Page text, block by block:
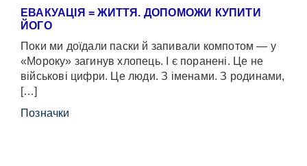
ЕВАКУАЦІЯ = ЖИТТЯ. ДОПОМОЖИ КУПИТИ
ЙОГО
Поки ми доїдали паски й запивали компотом — у
«Мороку» загинув хлопець. І є поранені. Це не
військові цифри. Це люди. З іменами. З родинами,
[…]
Позначки